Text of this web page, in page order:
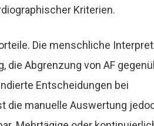
Kriterien.
Die menschliche
die Abgrenzung von AF
Entscheidungen bei
die manuelle Auswertung